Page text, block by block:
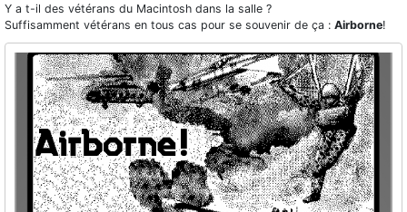
Y a t-il des vétérans du Macintosh dans la salle ?
Suffisamment vétérans en tous cas pour se souvenir de ça : Airborne!